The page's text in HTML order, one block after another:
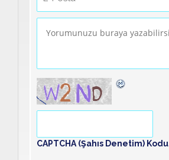
CAPTCHA (Şahıs Denetim) Kodu